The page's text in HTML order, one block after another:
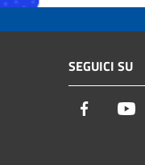
SEGUICI SU
Facebook